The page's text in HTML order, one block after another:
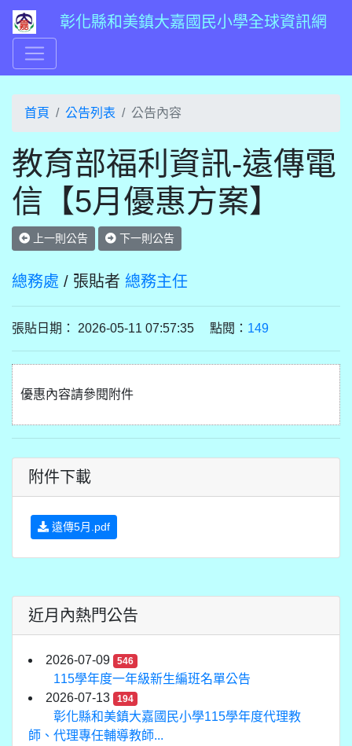
彰化縣和美鎮大嘉國民小學全球資訊網
首頁 公告列表 公告內容
教育部福利資訊-遠傳電
信【5月優惠方案】
上一則公告 下一則公告
總務處 / 張貼者 總務主任
張貼日期： 2026-05-11 07:57:35 點閱： 149
優惠內容請參閱附件
附件下載
遠傳5月.pdf
近月內熱門公告
2026-07-09 546
115學年度一年級新生編班名單公告
2026-07-13
194
彰化縣和美鎮大嘉國民小學115學年度代理教
師、代理專任輔導教師...